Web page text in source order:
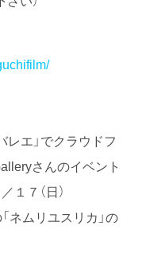
エ」でクラウドフ
さんのイベント
１７（日）
ネムリユスリカ」の